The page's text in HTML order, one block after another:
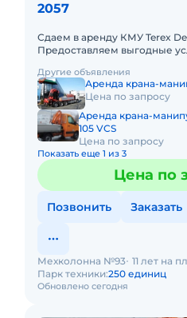
2057
Сдаем в аренду КМУ Terex
Предоставляем выгодные
аренды спецтехник
Другие объявления
Аренда крана-
Цена по запросу
Аренда крана-
105 VCS
Цена по запросу
Показать еще 1 из 3
Цена по
Позвонить Заказать
Обновлено сегодня
Мехколонна №93 11 лет на
Парк техники:250 единиц